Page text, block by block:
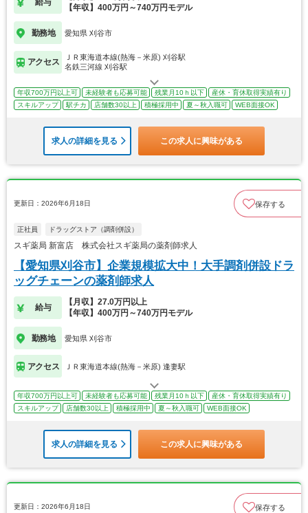
給与
【年収】400万円～740万円モデル
勤務地 愛知県 刈谷市
アクセス
ＪＲ東海道本線(熱海－米原) 刈谷駅
名鉄三河線 刈谷駅
年収700万円以上可 未経験者も応募可能 残業月10ｈ以下
産休・育休取得実績有り
スキルアップ
駅チカ 店舗数30以上 積極採用中 夏～秋入職可 WEB面接OK
求人の詳細を見る この求人に興味がある
更新日：2026年6月18日 保存する
正社員 ドラッグストア（調剤併設）
スギ薬局 新富店 株式会社スギ薬局の薬剤師求人
【愛知県刈谷市】企業規模拡大中！大手調剤併設ドラ
ッグチェーンの薬剤師求人
給与
【月収】27.0万円以上
【年収】400万円～740万円モデル
勤務地 愛知県 刈谷市
アクセス ＪＲ東海道本線(熱海－米原) 逢妻駅
年収700万円以上可 未経験者も応募可能 残業月10ｈ以下
産休・育休取得実績有り
スキルアップ
店舗数30以上 積極採用中 夏～秋入職可 WEB面接OK
求人の詳細を見る この求人に興味がある
更新日：2026年6月18日 保存する